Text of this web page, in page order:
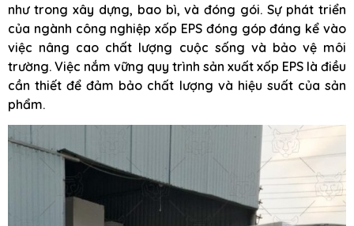
như trong xây dựng, bao bì, và đóng gói. Sự phát triển
của ngành công nghiệp xốp EPS đóng góp đáng kể vào
việc nâng cao chất lượng cuộc sống và bảo vệ môi
trường. Việc nắm vững quy trình sản xuất xốp EPS là điều
cần thiết để đảm bảo chất lượng và hiệu suất của sản
phẩm.